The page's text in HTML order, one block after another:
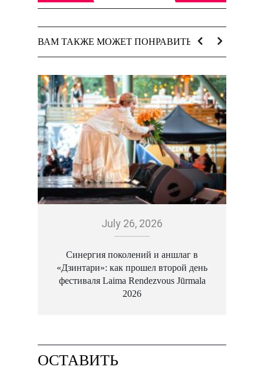
ВАМ ТАКЖЕ МОЖЕТ ПОНРАВИТЬСЯ:
July 26, 2026
Синергия поколений и аншлаг в
«Дзинтари»: как прошел второй день
фестиваля Laima Rendezvous Jūrmala
2026
ОСТАВИТЬ